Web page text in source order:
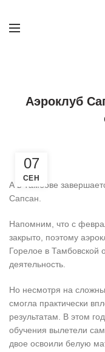
Аэроклуб
07
СЕН
А в Тамбове
Сапсан.
Напомним, что с
закрыто, поэтому
Горелое в Тамбовской
деятельность.
Но несмотря на
смогла практически
результатам. В этом
обучения вылетели
двое освоили белую